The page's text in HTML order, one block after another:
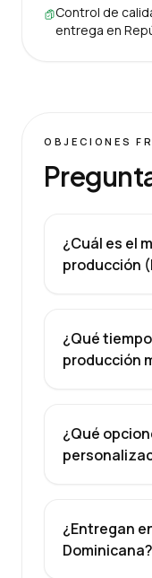
Control de
entrega en
OBJECIONES
¿Cuál es el
producción
¿Qué
producción
¿Qué
¿Entregan
Dominicana?